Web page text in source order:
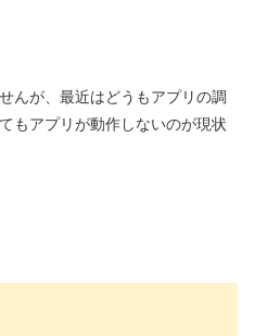
んが、最近はどうもアプリの調
もアプリが動作しないのが現状